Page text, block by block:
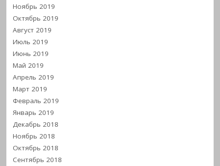
Ноябрь 2019
Октябрь 2019
Август 2019
Июль 2019
Июнь 2019
Май 2019
Апрель 2019
Март 2019
Февраль 2019
Январь 2019
Декабрь 2018
Ноябрь 2018
Октябрь 2018
Сентябрь 2018